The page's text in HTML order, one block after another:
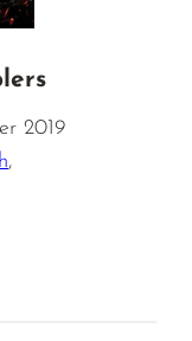
2019
,